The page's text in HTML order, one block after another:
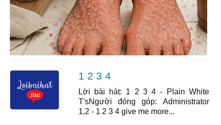
1 2 3 4
Lời bài hát: 1 2 3 4 - Plain White
T'sNgười đóng góp: Administrator
1,2 - 1 2 3 4 give me more...